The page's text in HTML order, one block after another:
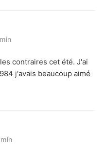
contraires cet été. J'ai
j'avais beaucoup aimé